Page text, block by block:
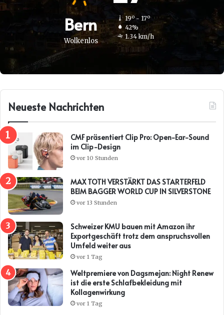
Bern
Wolkenlos
19º - 17º
42%
1.34 km/h
Neueste Nachrichten
CMF präsentiert Clip Pro: Open-Ear-Sound
im Clip-Design
vor 10 Stunden
MAX TOTH VERSTÄRKT DAS STARTERFELD
BEIM BAGGER WORLD CUP IN SILVERSTONE
vor 13 Stunden
Schweizer KMU bauen mit Amazon ihr
Exportgeschäft trotz dem anspruchsvollen
Umfeld weiter aus
vor 1 Tag
Weltpremiere von Dagsmejan: Night Renew
ist die erste Schlafbekleidung mit
Kollagenwirkung
vor 1 Tag